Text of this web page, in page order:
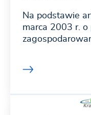
Na podstawie
marca 2003 r. o